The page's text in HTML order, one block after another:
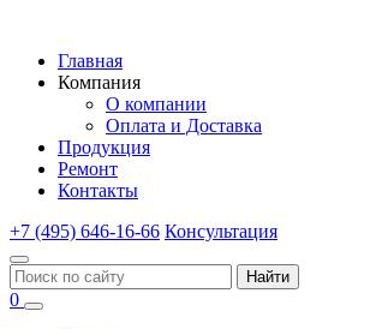
Главная
Компания
О компании
Оплата и Доставка
Продукция
Ремонт
Контакты
+7 (495) 646-16-66 Консультация
Найти
0